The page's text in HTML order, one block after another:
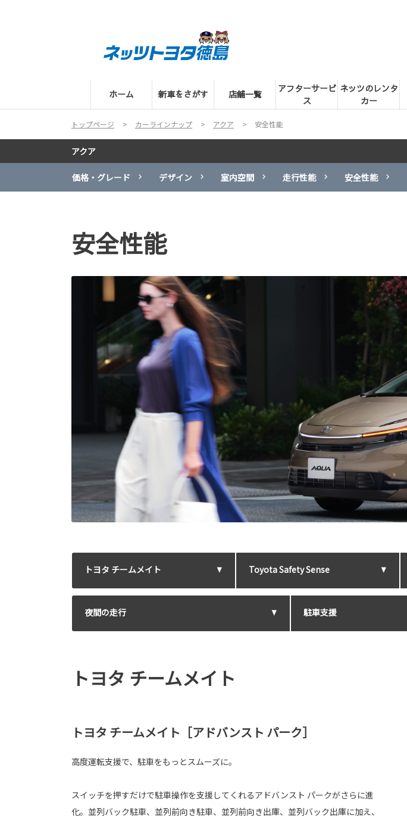
ホーム 新車をさがす 店舗一覧
アフターサービ
ス
ネッツのレンタ
カー
トップページ カーラインナップ アクア 安全性能
アクア
価格・グレード デザイン 室内空間 走行性能 安全性能
安全性能
トヨタ チームメイト Toyota Safety Sense
夜間の走行 駐車支援
トヨタ チームメイト
トヨタ チームメイト［アドバンスト パーク］
高度運転支援で、駐車をもっとスムーズに。
スイッチを押すだけで駐車操作を支援してくれるアドバンスト パークがさらに進
化。並列バック駐⾞、並列前向き駐⾞、並列前向き出庫、並列バック出庫に加え、